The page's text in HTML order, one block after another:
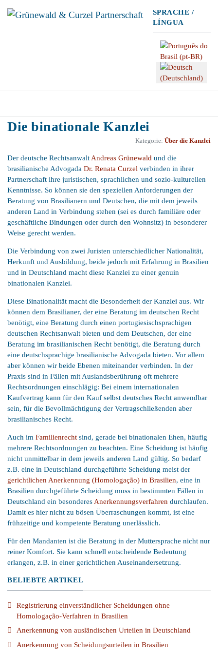
SPRACHE /
LÍNGUA
Sprache auswählen
Die binationale Kanzlei
Kategorie: Über die Kanzlei
Der deutsche Rechtsanwalt Andreas Grünewald und die
brasilianische Advogada Dr. Renata Curzel verbinden in ihrer
Partnerschaft ihre juristischen, sprachlichen und sozio-kulturellen
Kenntnisse. So können sie den speziellen Anforderungen der
Beratung von Brasilianern und Deutschen, die mit dem jeweils
anderen Land in Verbindung stehen (sei es durch familiäre oder
geschäftliche Bindungen oder durch den Wohnsitz) in besonderer
Weise gerecht werden.
Die Verbindung von zwei Juristen unterschiedlicher Nationalität,
Herkunft und Ausbildung, beide jedoch mit Erfahrung in Brasilien
und in Deutschland macht diese Kanzlei zu einer genuin
binationalen Kanzlei.
Diese Binationalität macht die Besonderheit der Kanzlei aus. Wir
können dem Brasilianer, der eine Beratung im deutschen Recht
benötigt, eine Beratung durch einen portugiesischsprachigen
deutschen Rechtsanwalt bieten und dem Deutschen, der eine
Beratung im brasilianischen Recht benötigt, die Beratung durch
eine deutschsprachige brasilianische Advogada bieten. Vor allem
aber können wir beide Ebenen miteinander verbinden. In der
Praxis sind in Fällen mit Auslandsberührung oft mehrere
Rechtsordnungen einschlägig: Bei einem internationalen
Kaufvertrag kann für den Kauf selbst deutsches Recht anwendbar
sein, für die Bevollmächtigung der Vertragschließenden aber
brasilianisches Recht.
Auch im Familienrecht sind, gerade bei binationalen Ehen, häufig
mehrere Rechtsordnungen zu beachten. Eine Scheidung ist häufig
nicht unmittelbar in dem jeweils anderen Land gültig. So bedarf
z.B. eine in Deutschland durchgeführte Scheidung meist der
gerichtlichen Anerkennung (Homologação) in Brasilien, eine in
Brasilien durchgeführte Scheidung muss in bestimmten Fällen in
Deutschland ein besonderes Anerkennungsverfahren durchlaufen.
Damit es hier nicht zu bösen Überraschungen kommt, ist eine
frühzeitige und kompetente Beratung unerlässlich.
Für den Mandanten ist die Beratung in der Muttersprache nicht nur
reiner Komfort. Sie kann schnell entscheidende Bedeutung
erlangen, z.B. in einer gerichtlichen Auseinandersetzung.
BELIEBTE ARTIKEL
Registrierung einverständlicher Scheidungen ohne
Homologação-Verfahren in Brasilien
Anerkennung von ausländischen Urteilen in Deutschland
Anerkennung von Scheidungsurteilen in Brasilien